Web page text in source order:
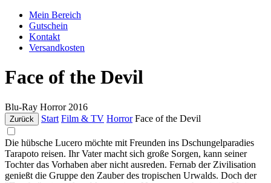
Mein Bereich
Gutschein
Kontakt
Versandkosten
Face of the Devil
Blu-Ray Horror 2016
Zurück Start Film & TV Horror Face of the Devil
Die hübsche Lucero möchte mit Freunden ins Dschungelparadies
Tarapoto reisen. Ihr Vater macht sich große Sorgen, kann seiner
Tochter das Vorhaben aber nicht ausreden. Fernab der Zivilisation
genießt die Gruppe den Zauber des tropischen Urwalds. Doch der